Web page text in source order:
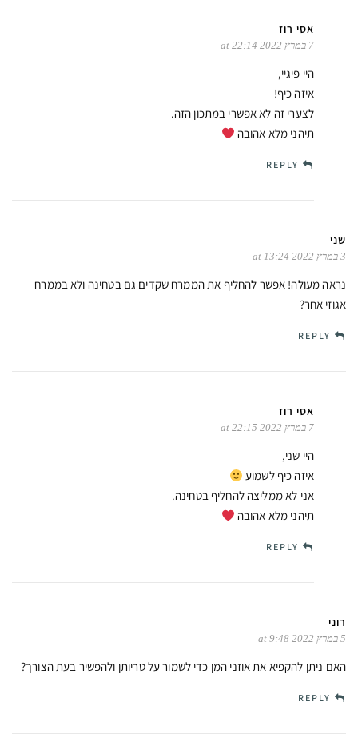
אסי רוז
7 במרץ 2022 at 22:14
היי פיגיי,
איזה כיף!
לצערי זה לא אפשרי במתכון הזה.
תיהני מלא אהובה
REPLY
שני
3 במרץ 2022 at 13:24
נראה מעולה! אפשר להחליף את הממרח שקדים גם בטחינה ולא בממרח
אגוזי אחר?
REPLY
אסי רוז
7 במרץ 2022 at 22:15
היי שני,
איזה כיף לשמוע
אני לא ממליצה להחליף בטחינה.
תיהני מלא אהובה
REPLY
רוני
5 במרץ 2022 at 9:48
האם ניתן להקפיא את אוזני המן כדי לשמור על טריותן ולהפשיר בעת הצורך?
REPLY